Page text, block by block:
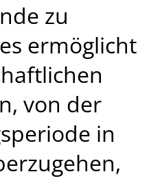
zu
ermöglicht
von der
in